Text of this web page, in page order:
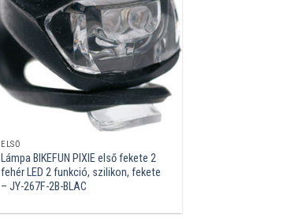
ELSŐ
Lámpa BIKEFUN PIXIE első fekete 2
fehér LED 2 funkció, szilikon, fekete
– JY-267F-2B-BLAC